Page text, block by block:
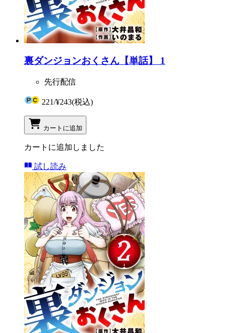
裏ダンジョンおくさん【単話】 1
先行配信
221/¥243(税込)
カートに追加
カートに追加しました
試し読み